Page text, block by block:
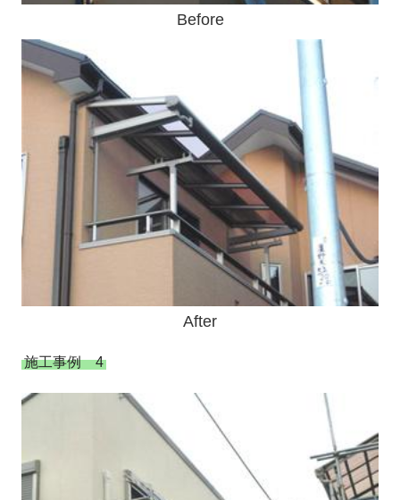
Before
After
施工事例 4